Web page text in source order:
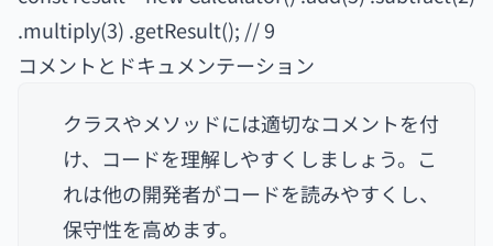
.multiply(3) .getResult(); // 9
コメントとドキュメンテーション
クラスやメソッドには適切なコメントを付
け、コードを理解しやすくしましょう。こ
れは他の開発者がコードを読みやすくし、
保守性を高めます。